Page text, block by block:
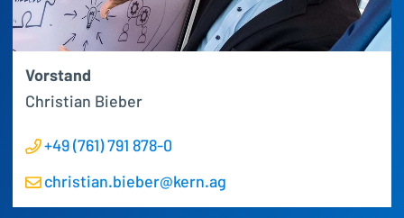
Vorstand
Christian Bieber
+49 (761) 791 878-0
christian.bieber@kern.ag